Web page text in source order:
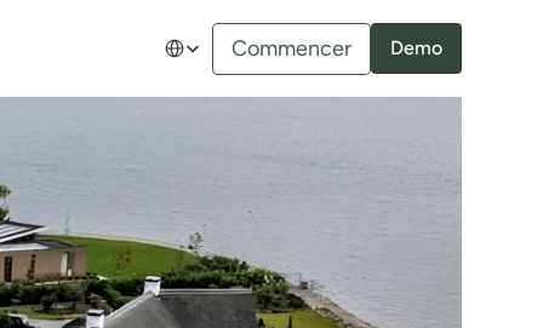
Select Language
Commencer Demo